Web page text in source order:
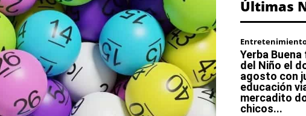
Últimas
Yerba
del Niño el
agosto con
educación
mercadito
chicos...